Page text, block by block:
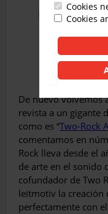
De nuevo volvemos
revista a un gigante
como es “Two-Rock
comentamos en
Rock lleva desde el
de arte en el sonido
cofundador de Two
leitmotiv la creación
perfectamente con
Cookies
Cookies